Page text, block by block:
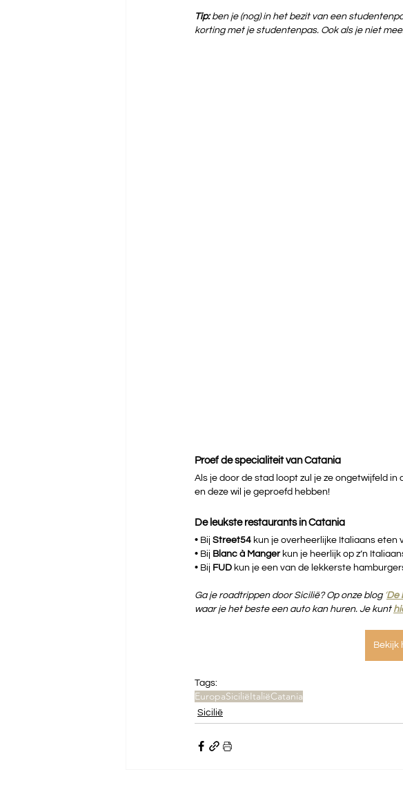
Tip: ben je (nog) in het bezit van een
korting met je studentenpas. Ook als je niet
Proef de specialiteit van Catania
Als je door de stad loopt zul je ze ongetwijfeld
en deze wil je geproefd hebben!
De leukste restaurants in Catania
• Bij Street54 kun je overheerlijke Italiaans eten
• Bij Blanc à Manger kun je heerlijk op z’n
• Bij FUD kun je een van de lekkerste
Ga je roadtrippen door Sicilië? Op onze blog ‘De
waar je het beste een auto kan huren. Je kunt
Bekijk
Tags:
EuropaSiciliëItaliëCatania
Sicilië